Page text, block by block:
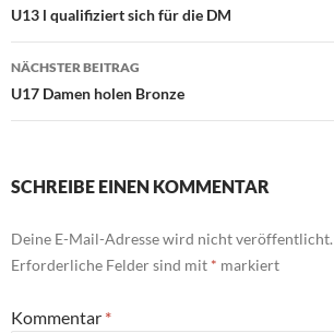
U13 l qualifiziert sich für die DM
NÄCHSTER BEITRAG
U17 Damen holen Bronze
SCHREIBE EINEN KOMMENTAR
Deine E-Mail-Adresse wird nicht veröffentlicht.
Erforderliche Felder sind mit * markiert
Kommentar *